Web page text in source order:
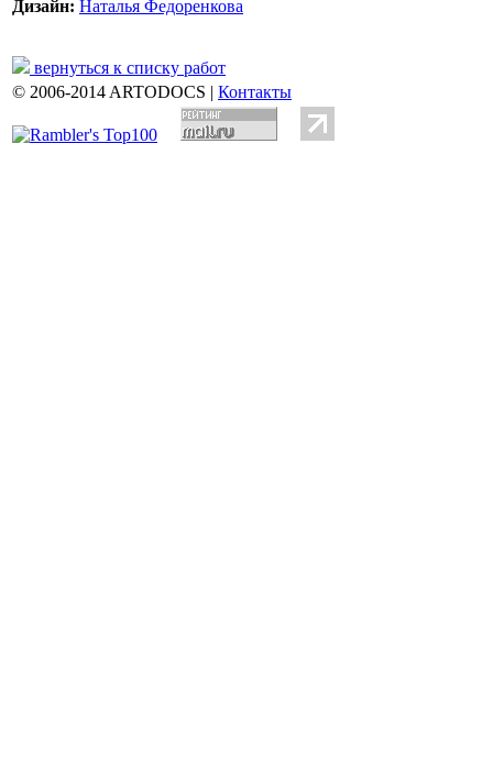
Дизайн: Наталья Федоренкова
вернуться к списку работ
© 2006-2014 ARTODOCS | Контакты